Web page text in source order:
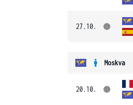
27.10.
Moskva
20.10.